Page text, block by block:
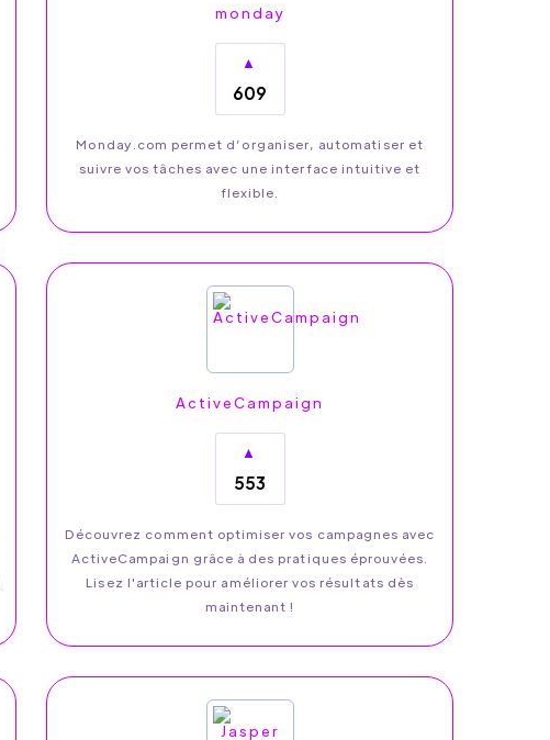
monday
▲
609
Monday.com permet d’organiser, automatiser et
suivre vos tâches avec une interface intuitive et
flexible.
ActiveCampaign
▲
553
Découvrez comment optimiser vos campagnes avec
ActiveCampaign grâce à des pratiques éprouvées.
Lisez l'article pour améliorer vos résultats dès
maintenant !